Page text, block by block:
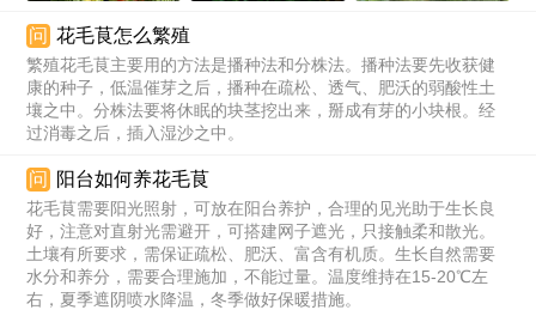
问 花毛茛怎么繁殖
繁殖花毛茛主要用的方法是播种法和分株法。播种法要先收获健
康的种子，低温催芽之后，播种在疏松、透气、肥沃的弱酸性土
壤之中。分株法要将休眠的块茎挖出来，掰成有芽的小块根。经
过消毒之后，插入湿沙之中。
问 阳台如何养花毛茛
花毛茛需要阳光照射，可放在阳台养护，合理的见光助于生长良
好，注意对直射光需避开，可搭建网子遮光，只接触柔和散光。
土壤有所要求，需保证疏松、肥沃、富含有机质。生长自然需要
水分和养分，需要合理施加，不能过量。温度维持在15-20℃左
右，夏季遮阴喷水降温，冬季做好保暖措施。